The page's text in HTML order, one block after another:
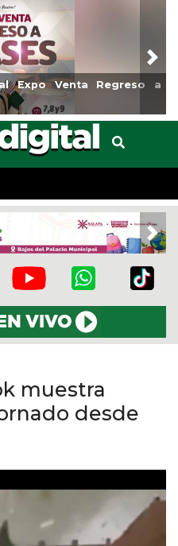
a
Reabrirá Coatzacoalcos
Centro
muestra
desde